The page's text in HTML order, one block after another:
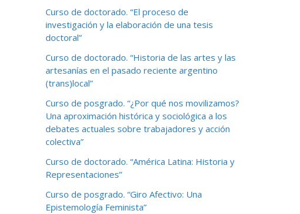
Curso de doctorado. “El proceso de
investigación y la elaboración de una tesis
doctoral”
Curso de doctorado. “Historia de las artes y las
artesanías en el pasado reciente argentino
(trans)local”
Curso de posgrado. “¿Por qué nos movilizamos?
Una aproximación histórica y sociológica a los
debates actuales sobre trabajadores y acción
colectiva”
Curso de doctorado. “América Latina: Historia y
Representaciones”
Curso de posgrado. “Giro Afectivo: Una
Epistemología Feminista”